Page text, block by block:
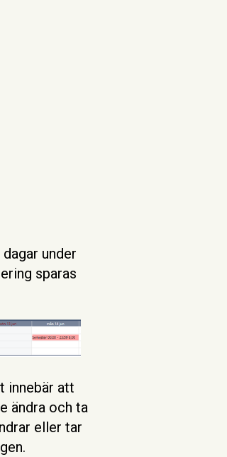
under
sparas
innebär att
ändra och ta
eller tar